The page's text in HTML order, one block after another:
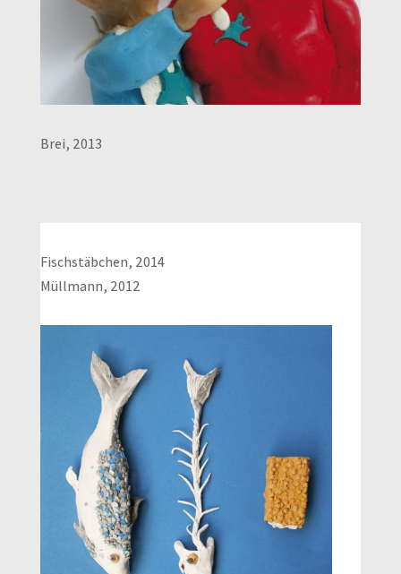
Brei, 2013
Fischstäbchen, 2014
Müllmann, 2012